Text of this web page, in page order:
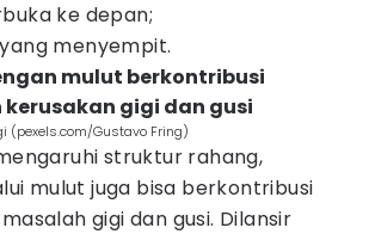
ke depan;
menyempit.
mulut berkontribusi
gigi dan gusi
(pexels.com/Gustavo Fring)
struktur rahang,
mulut juga bisa berkontribusi
gigi dan gusi. Dilansir